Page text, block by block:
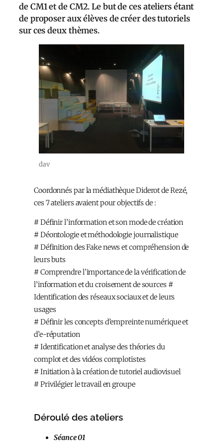
de CM1 et de CM2. Le but de ces ateliers étant
de proposer aux élèves de créer des tutoriels
sur ces deux thèmes.
dav
Coordonnés par la médiathèque Diderot de Rezé,
ces 7 ateliers avaient pour objectifs de :
# Définir l’information et son mode de création
# Déontologie et méthodologie journalistique
# Définition des Fake news et compréhension de
leurs buts
# Comprendre l’importance de la vérification de
l’information et du croisement de sources #
Identification des réseaux sociaux et de leurs
usages
# Définir les concepts d’empreinte numérique et
d’e-réputation
# Identification et analyse des théories du
complot et des vidéos complotistes
# Initiation à la création de tutoriel audiovisuel
# Privilégier le travail en groupe
Déroulé des ateliers
Séance 01​